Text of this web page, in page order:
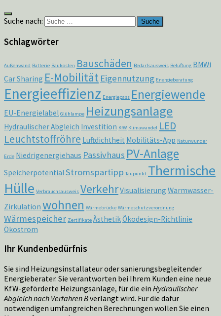
Suche nach:
Schlagwörter
Außenwand Batterie Baukosten Bauschäden Bedarfsausweis Belüftung BMWi
Car Sharing E-Mobilität Eigennutzung Energieberatung
Energieeffizienz Energiepass Energiewende
EU-Energielabel Glühlampe Heizungsanlage
Hydraulischer Abgleich Investition KfW Klimawandel LED
Leuchtstoffröhre Luftdichtheit Mobilitäts-App Naturwunder
Erde Niedrigenergiehaus Passivhaus PV-Anlage
SpeicherpotentialStromspartipp Taupunkt Thermische
Hülle Verbrauchsausweis VerkehrVisualisierung Warmwasser-
Zirkulation wohnen Wärmebrücke Wärmeschutzverordnung
Wärmespeicher Zertifikate ÄsthetikÖkodesign-Richtlinie
Ökostrom
Ihr Kundenbedürfnis
Sie sind Heizungsinstallateur oder sanierungsbegleitender
Energieberater. Sie verantworten bei Ihrem Kunden eine neue
KfW-geförderte Heizungsanlage, für die ein Hydraulischer
Abgleich nach Verfahren Bverlangt wird. Für die dafür
notwendigen umfangreichen Berechnungen wollen Sie einen